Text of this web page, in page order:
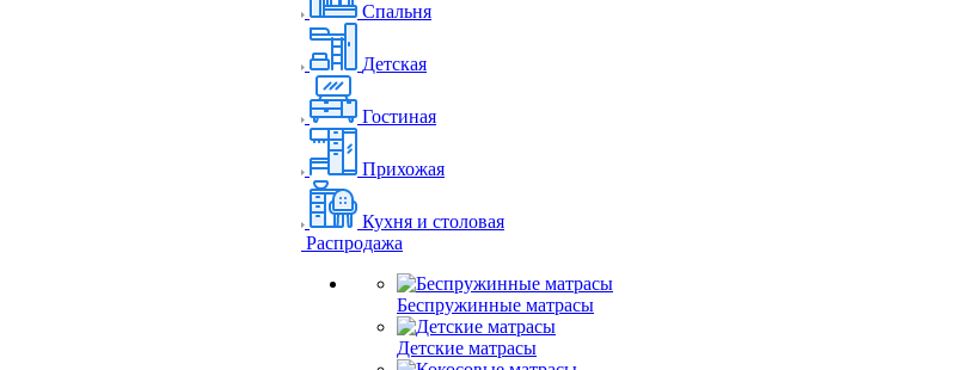
Спальня
Детская
Гостиная
Прихожая
Кухня и столовая
Распродажа
Беспружинные матрасы
Детские матрасы